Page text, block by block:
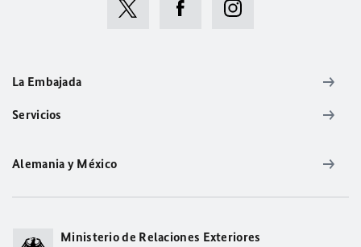
La Embajada
Servicios
Alemania y México
Ministerio de Relaciones Exteriores